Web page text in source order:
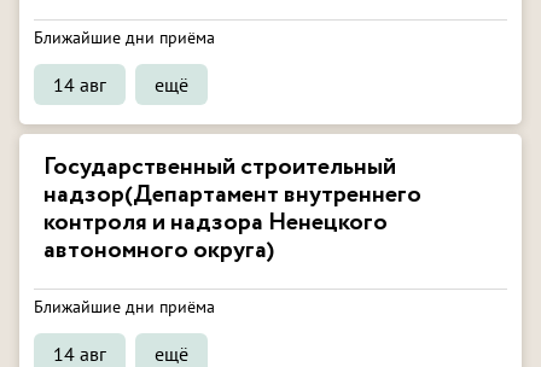
Ближайшие дни приёма
14 авг ещё
Государственный строительный
надзор(Департамент внутреннего
контроля и надзора Ненецкого
автономного округа)
Ближайшие дни приёма
14 авг ещё